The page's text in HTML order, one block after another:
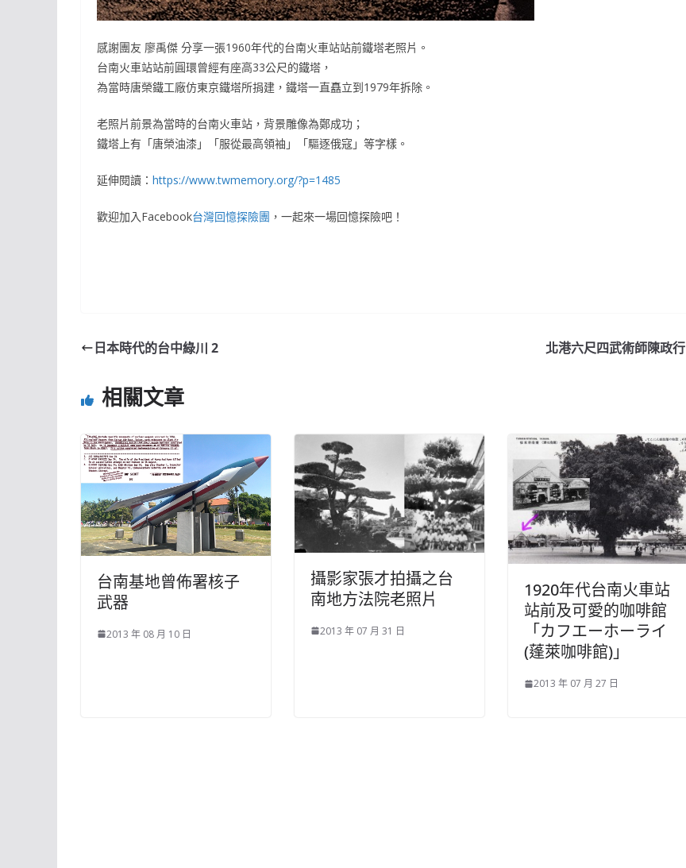
感謝團友 廖禹傑 分享一張1960年代的台南火車站站前鐵塔老照片。
台南火車站站前圓環曾經有座高33公尺的鐵塔，
為當時唐榮鐵工廠仿東京鐵塔所捐建，鐵塔一直矗立到1979年拆除。
老照片前景為當時的台南火車站，背景雕像為鄭成功；
鐵塔上有「唐榮油漆」「服從最高領袖」「驅逐俄寇」等字樣。
延伸閱讀： https://www.twmemory.org/?p=1485
歡迎加入Facebook台灣回憶探險團 ，一起來一場回憶探險吧！
日本時代的台中綠川 2 北港六尺四武術師陳政行
相關文章
台南基地曾佈署核子
武器
2013 年 08 月 10 日
攝影家張才拍攝之台
南地方法院老照片
2013 年 07 月 31 日
1920年代台南火車站
站前及可愛的咖啡館
「カフエーホーライ
(蓬萊咖啡館)」
2013 年 07 月 27 日